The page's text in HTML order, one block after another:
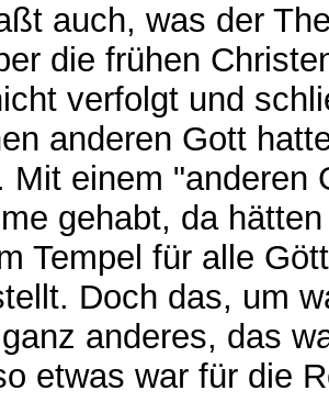
auch, was der
die frühen
verfolgt und
anderen Gott
Mit einem "anderen
gehabt, da
Tempel für alle
Doch das, um
anderes, das
etwas war für die